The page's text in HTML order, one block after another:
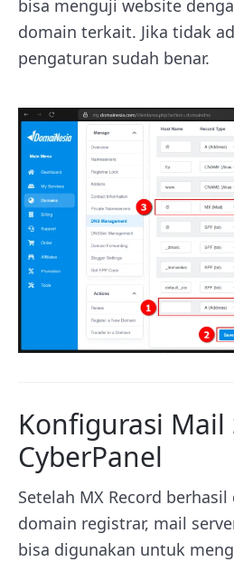
bisa menguji website
domain terkait. Jika tidak
pengaturan sudah benar.
Konfigurasi Mail
CyberPanel
Setelah MX Record
domain registrar, mail
bisa digunakan untuk